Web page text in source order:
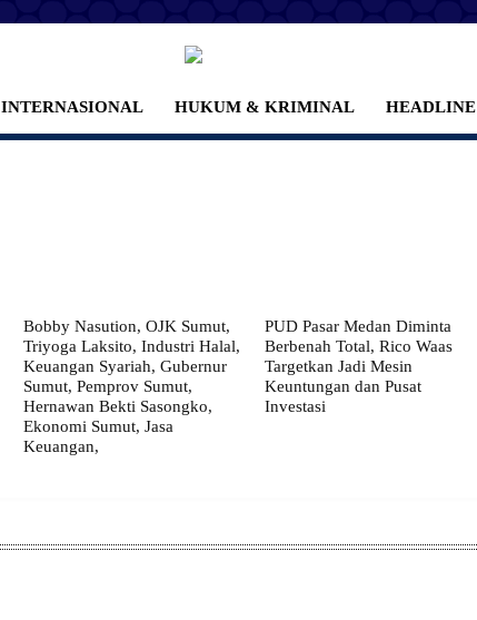
INTERNASIONAL HUKUM & KRIMINAL HEADLINE
Bobby Nasution, OJK Sumut,
Triyoga Laksito, Industri Halal,
Keuangan Syariah, Gubernur
Sumut, Pemprov Sumut,
Hernawan Bekti Sasongko,
Ekonomi Sumut, Jasa
Keuangan,
PUD Pasar Medan Diminta
Berbenah Total, Rico Waas
Targetkan Jadi Mesin
Keuntungan dan Pusat
Investasi